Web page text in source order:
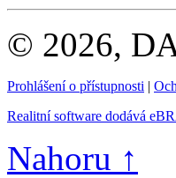
© 2026,
Prohlášení o přístupnosti |
Realitní software dodává
Nahoru ↑